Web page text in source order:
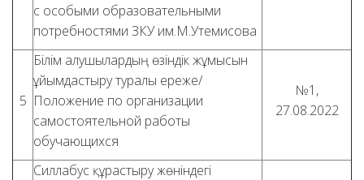
с особыми образовательными
потребностями ЗКУ им.М.Утемисова
5
Білім алушылардың өзіндік жұмысын
ұйымдастыру туралы ереже/
Положение по организации
самостоятельной работы
обучающихся
№1,
27.08.2022
Силлабус құрастыру жөніндегі